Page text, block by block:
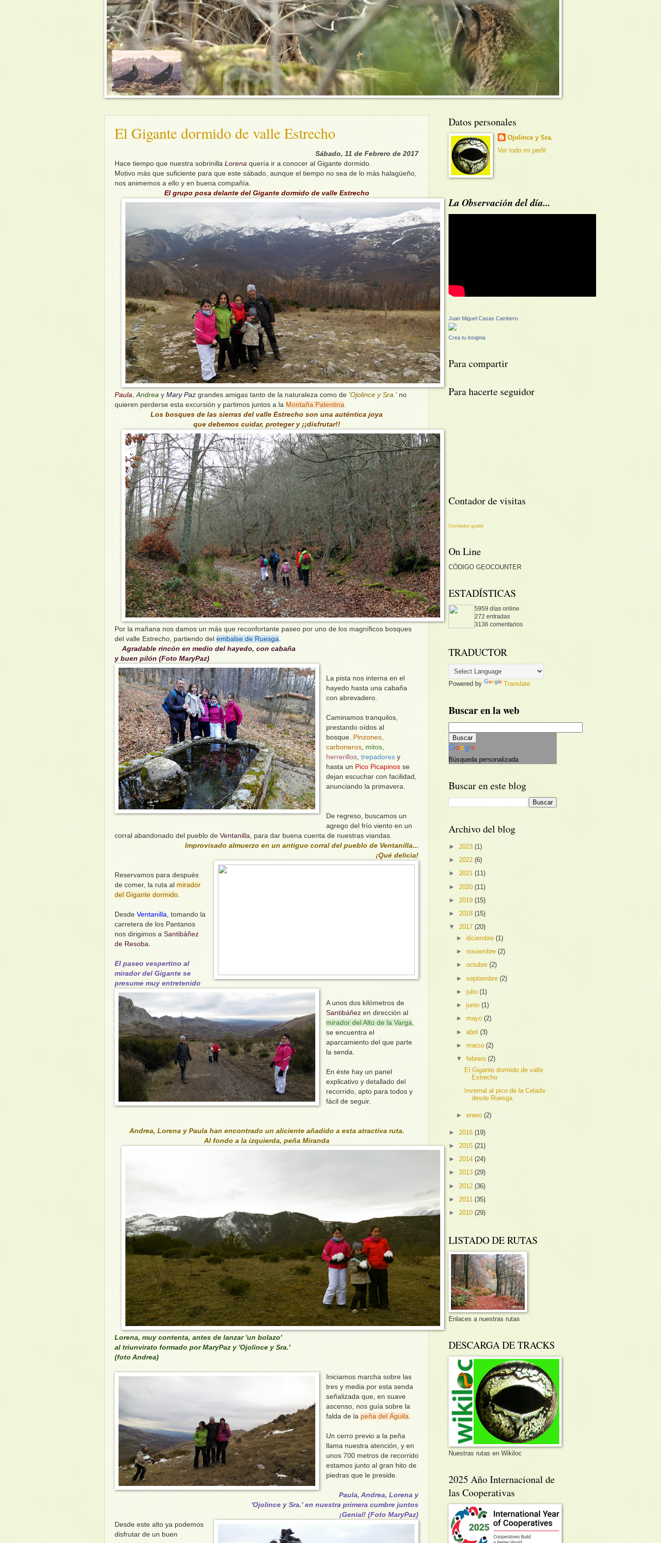
El Gigante dormido de valle Estrecho
Sábado, 11 de Febrero de 2017
Hace tiempo que nuestra sobrinilla Lorena quería ir a conocer al Gigante dormido.
Motivo más que suficiente para que este sábado, aunque el tiempo no sea de lo más halagüeño,
nos animemos a ello y en buena compañía.
El grupo posa delante del Gigante dormido de valle Estrecho
Paula Andrea y Mary Paz grandes amigas tanto de la naturaleza como de 'Ojolince y Sra.' no
quieren perderse esta excursión y partimos juntos a la Montaña Palentina
Los bosques de las sierras del valle Estrecho son una auténtica joya
que debemos cuidar, proteger y ¡¡disfrutar!!
Por la mañana nos damos un más que reconfortante paseo por uno de los magníficos bosques
del valle Estrecho, partiendo del embalse de Ruesga
Agradable rincón en medio del hayedo, con cabaña
y buen pilón (Foto MaryPaz)
La pista nos interna en el
hayedo hasta una cabaña
con abrevadero.
Caminamos tranquilos,
prestando oídos al
bosque.
Pinzones,
carboneros, mitos,
herrerillos, trepadoresy
hasta un Pico Picapinosse
dejan escuchar con facilidad,
anunciando la primavera.
De regreso, buscamos un
agrego del frío viento en un
corral abandonado del pueblo de Ventanilla, para dar buena cuenta de nuestras viandas.
Improvisado almuerzo en un antiguo corral del pueblo de Ventanilla...
¡Qué delicia!
Reservamos para después
de comer, la ruta al mirador
del Gigante dormido
Desde Ventanilla , tomando la
carretera de los Pantanos
nos dirigimos a Santibáñez
de Resoba
El paseo vespertino al
mirador del Gigante se
presume muy entretenido
A unos dos kilómetros de
Santibáñezen dirección al
mirador del Alto de la Varga
se encuentra el
aparcamiento del que parte
la senda.
En éste hay un panel
explicativo y detallado del
recorrido, apto para todos y
fácil de seguir.
Andrea, Lorena y Paula han encontrado un aliciente añadido a esta atractiva ruta.
Al fondo a la izquierda, peña Miranda
Lorena, muy contenta, antes de lanzar 'un bolazo'
al triunvirato formado por MaryPaz y 'Ojolince y Sra.'
(foto Andrea)
Iniciamos marcha sobre las
tres y media por esta senda
señalizada que, en suave
ascenso, nos guía sobre la
falda de la peña del Águila
Un cerro previo a la peña
llama nuestra atención, y en
unos 700 metros de recorrido
estamos junto al gran hito de
piedras que le preside.
Paula, Andrea, Lorena y
'Ojolince y Sra.' en nuestra primera cumbre juntos
¡Genial! (Foto MaryPaz)
Desde este alto ya podemos
disfrutar de un buen
Datos personales
Ojolince y Sra.
Ver todo mi perfil
La Observación del día...
Juan Miguel Casas Cambero
Crea tu insignia
Para compartir
Para hacerte seguidor
Contador de visitas
Contador gratis
On Line
CÓDIGO GEOCOUNTER
ESTADÍSTICAS
5959 días online
272 entradas
3136 comentarios
TRADUCTOR
Powered by Translate
Buscar en la web
Búsqueda personalizada
Buscar en este blog
Archivo del blog
► 2023 (1)
► 2022 (6)
► 2021 (11)
► 2020 (11)
► 2019 (15)
► 2018 (15)
▼ 2017 (20)
►diciembre(1)
►noviembre(2)
►octubre(2)
►septiembre(2)
►julio(1)
►junio(1)
►mayo(2)
►abril(3)
►marzo(2)
▼febrero(2)
El Gigante dormido de valle
Estrecho
Invernal al pico de la Celada
desde Ruesga
►enero(2)
► 2016 (19)
► 2015 (21)
► 2014 (24)
► 2013 (29)
► 2012 (36)
► 2011 (35)
► 2010 (29)
LISTADO DE RUTAS
Enlaces a nuestras rutas
DESCARGA DE TRACKS
Nuestras rutas en Wikiloc
2025 Año Internacional de
las Cooperativas